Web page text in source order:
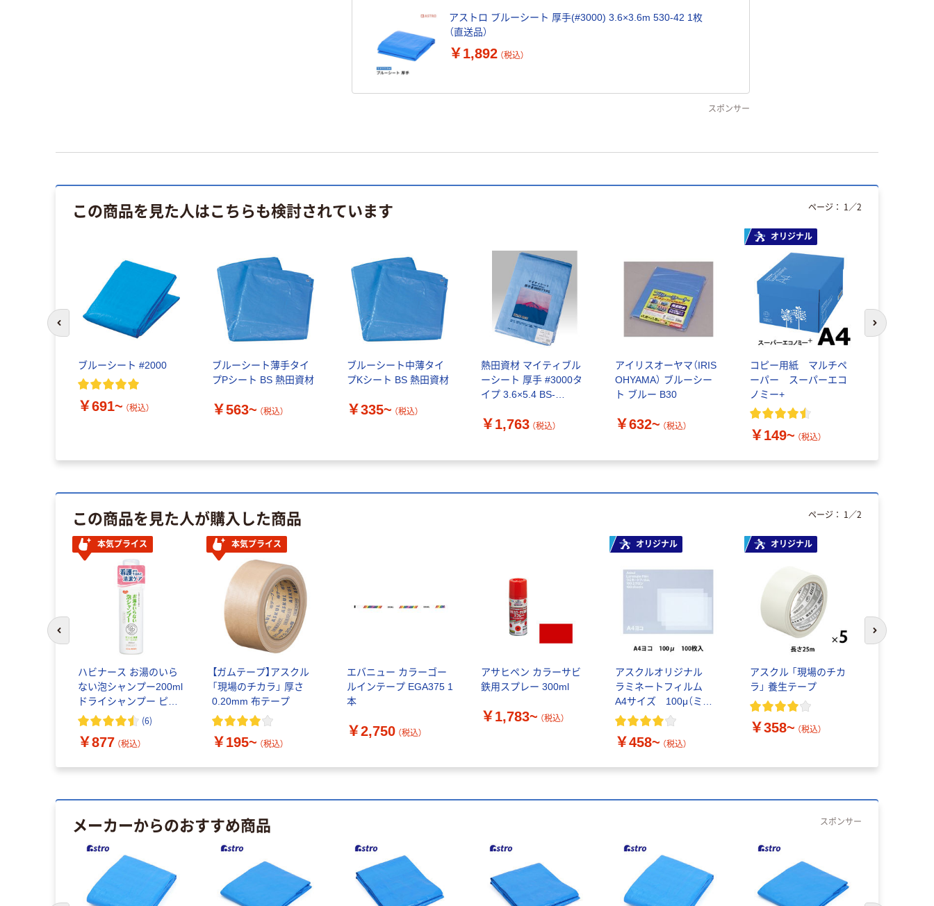
アストロ ブルーシート 厚手(#3000) 3.6×3.6m 530-42 1枚
（直送品）
￥1,892 （税込）
スポンサー
この商品を見た人はこちらも検討されています
ブルーシート #2000
￥691~ （税込）
ブルーシート薄手タイ
プPシート BS 熱田資材
￥563~ （税込）
ブルーシート中薄タイ
プKシート BS 熱田資材
￥335~ （税込）
熱田資材 マイティブル
ーシート 厚手 #3000タ
イプ 3.6×5.4 BS-
￥1,763 （税込）
アイリスオーヤマ（IRIS
OHYAMA） ブルーシー
ト ブルー B30
￥632~ （税込）
オリジナル
コピー用紙 マルチペ
ーパー スーパーエコ
ノミー+
￥149~ （税込）
ページ： 1 ／2
前のスライドへ 次のスライド
この商品を見た人が購入した商品
本気プライス
ハビナース お湯のいら
ない泡シャンプー200ml
ドライシャンプー ピジ
ョン 介護 医療 在宅介護
(6)
￥877 （税込）
本気プライス
【ガムテープ】アスクル
「現場のチカラ」 厚さ
0.20mm 布テープ
￥195~ （税込）
エバニュー カラーゴー
ルインテープ EGA375 1
本
￥2,750 （税込）
アサヒペン カラーサビ
鉄用スプレー 300ml
￥1,783~ （税込）
オリジナル
アスクルオリジナル
ラミネートフィルム
A4サイズ 100μ（ミク
ロン）
￥458~ （税込）
オリジナル
アスクル 「現場のチカ
ラ」 養生テープ
￥358~ （税込）
ページ： 1 ／2
次のスライド
メーカーからのおすすめ商品 スポンサー